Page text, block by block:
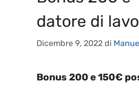
datore di
Dicembre 9, 2022 di
Bonus 200 e 150€